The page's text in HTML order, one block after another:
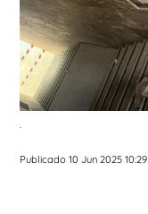
.
Publicado 10 Jun 2025 10:29